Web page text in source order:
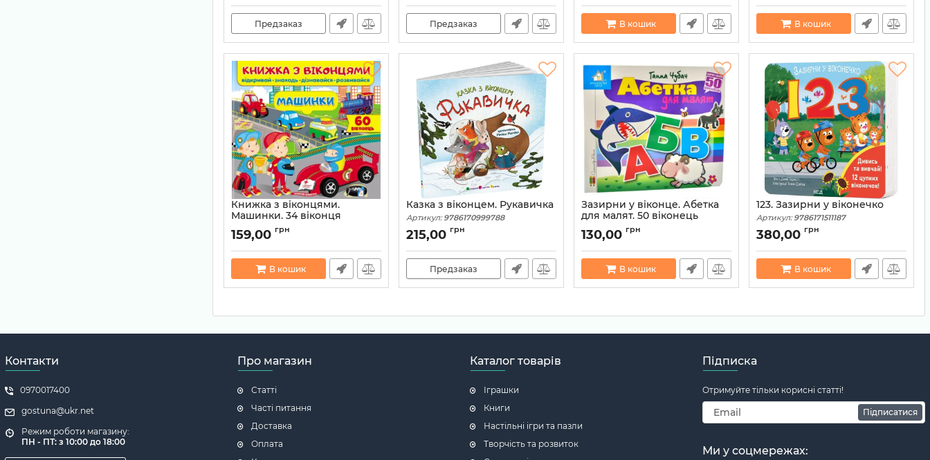
Предзаказ Предзаказ В кошик В кошик
Книжка з віконцями.
Машинки. 34 віконця
Артикул: 9789664668580
159,00 грн
В кошик
Казка з віконцем. Рукавичка
Артикул: 9786170999788
215,00 грн
Предзаказ
Зазирни у віконце. Абетка
для малят. 50 віконець
Артикул: 2000842856757
130,00 грн
В кошик
123. Зазирни у віконечко
Артикул: 9786171511187
380,00 грн
В кошик
Контакти
0970017400
gostuna@ukr.net
Режим роботи магазину:
ПН - ПТ: з 10:00 до 18:00
Про магазин
Статті
Часті питання
Доставка
Оплата
Каталог товарів
Іграшки
Книги
Настільні ігри та пазли
Творчість та розвиток
Підписка
Отримуйте тільки корисні статті!
Підписатися
Ми у соцмережах: